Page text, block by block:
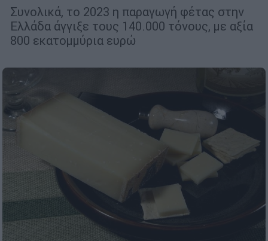
Συνολικά, το 2023 η παραγωγή φέτας στην
Ελλάδα άγγιξε τους 140.000 τόνους, με αξία
800 εκατομμύρια ευρώ